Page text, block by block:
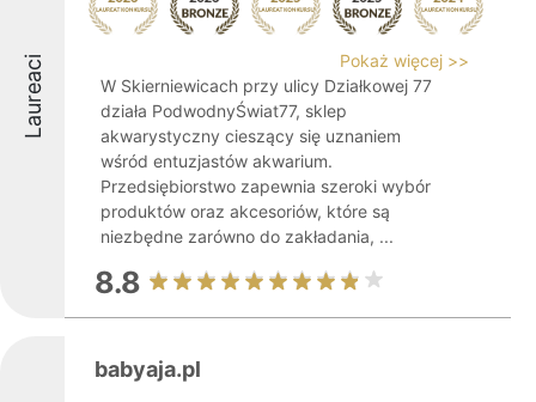
Laureaci
Pokaż więcej >>
W Skierniewicach przy ulicy Działkowej 77
działa PodwodnyŚwiat77, sklep
akwarystyczny cieszący się uznaniem
wśród entuzjastów akwarium.
Przedsiębiorstwo zapewnia szeroki wybór
produktów oraz akcesoriów, które są
niezbędne zarówno do zakładania, ...
8.8
babyaja.pl